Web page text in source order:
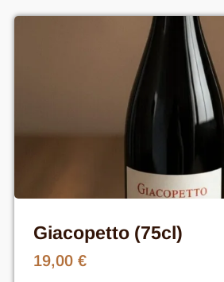
Giacopetto (75cl)
19,00 €